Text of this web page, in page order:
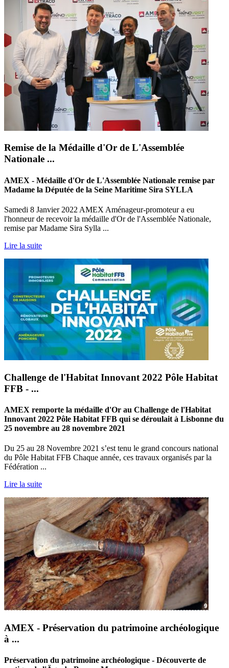
Remise de la Médaille d'Or de L'Assemblée
Nationale ...
AMEX - Médaille d'Or de L'Assemblée Nationale remise par
Madame la Députée de la Seine Maritime Sira SYLLA
Samedi 8 Janvier 2022 AMEX Aménageur-promoteur a eu
l'honneur de recevoir la médaille d'Or de l'Assemblée Nationale,
remise par Madame Sira Sylla ...
Lire la suite
Challenge de l'Habitat Innovant 2022 Pôle Habitat
FFB - ...
AMEX remporte la médaille d'Or au Challenge de l'Habitat
Innovant 2022 Pôle Habitat FFB qui se déroulait à Lisbonne du
25 novembre au 28 novembre 2021
Du 25 au 28 Novembre 2021 s’est tenu le grand concours national
du Pôle Habitat FFB Chaque année, ces travaux organisés par la
Fédération ...
Lire la suite
AMEX - Préservation du patrimoine archéologique
à ...
Préservation du patrimoine archéologique - Découverte de